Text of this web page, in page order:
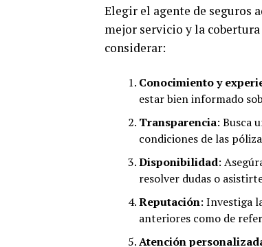
Elegir el agente de seguros
mejor servicio y la
considerar:
Conocimiento y
estar bien informado
Transparencia: Busca
condiciones de las
Disponibilidad:
resolver dudas o
Reputación: Investiga
anteriores como de
Atención